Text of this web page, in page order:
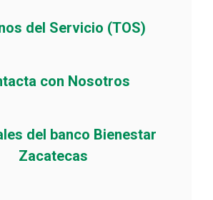
del Servicio (TOS)
con Nosotros
del banco Bienestar
Zacatecas